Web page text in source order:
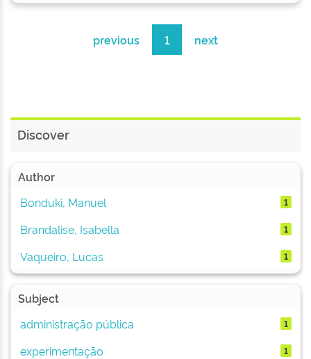
previous 1 next
Discover
Author
Bonduki, Manuel
1
Brandalise, Isabella 1
Vaqueiro, Lucas 1
Subject
administração pública
1
experimentação 1